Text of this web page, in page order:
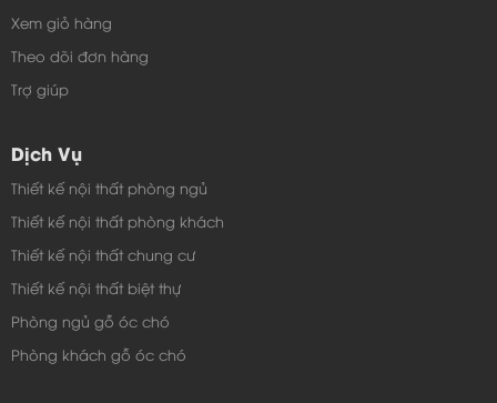
Xem giỏ hàng
Theo dõi đơn hàng
Trợ giúp
Dịch Vụ
Thiết kế nội thất phòng ngủ
Thiết kế nội thất phòng khách
Thiết kế nội thất chung cư
Thiết kế nội thất biệt thự
Phòng ngủ gỗ óc chó
Phòng khách gỗ óc chó